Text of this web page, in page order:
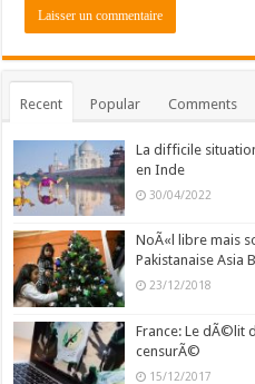
Recent Popular Comments
La difficile
en Inde
30/04/2022
NoÃ«l libre mais
Pakistanaise Asia
23/12/2018
France: Le dÃ©lit
censurÃ©
15/12/2017